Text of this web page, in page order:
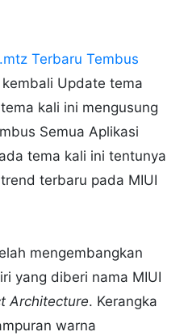
Terbaru Tembus
Update tema
kali ini mengusung
Semua Aplikasi
tema kali ini tentunya
terbaru pada MIUI
mengembangkan
yang diberi nama MIUI
Architecture. Kerangka
warna